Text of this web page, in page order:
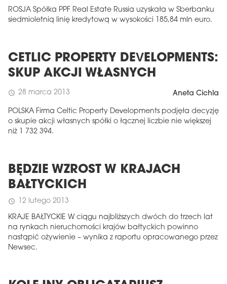
ROSJA Spółka PPF Real Estate Russia uzyskała w Sberbanku
siedmioletnią linię kredytową w wysokości 185,84 mln euro.
CETLIC PROPERTY DEVELOPMENTS:
SKUP AKCJI WŁASNYCH
schedule 28 marca 2013 Aneta Cichla
POLSKA Firma Celtic Property Developments podjęła decyzję
o skupie akcji własnych spółki o łącznej liczbie nie większej
niż 1 732 394.
BĘDZIE WZROST W KRAJACH
BAŁTYCKICH
schedule 12 lutego 2013
KRAJE BAŁTYCKIE W ciągu najbliższych dwóch do trzech lat
na rynkach nieruchomości krajów bałtyckich powinno
nastąpić ożywienie – wynika z raportu opracowanego przez
Newsec.